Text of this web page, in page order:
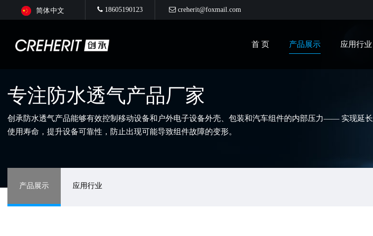
简体中文 18605190123 creherit@foxmail.com
首 页 产品展示 应用行业
专注防水透气产品厂家
创承防水透气产品能够有效控制移动设备和户外电子设备外壳、包装和汽车组件的内部压力—— 实现延长
使用寿命，提升设备可靠性，防止出现可能导致组件故障的变形。
产品展示 应用行业